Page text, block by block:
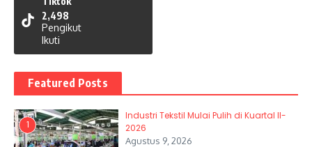
2,498
Pengikut
Ikuti
Featured Posts
1
Industri Tekstil Mulai Pulih di Kuartal II-
2026
Agustus 9, 2026